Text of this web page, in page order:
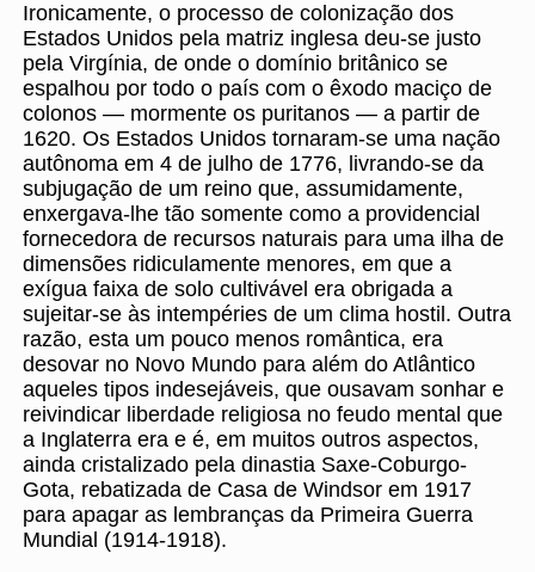
Ironicamente, o processo de colonização dos
Estados Unidos pela matriz inglesa deu-se justo
pela Virgínia, de onde o domínio britânico se
espalhou por todo o país com o êxodo maciço de
colonos — mormente os puritanos — a partir de
1620. Os Estados Unidos tornaram-se uma nação
autônoma em 4 de julho de 1776, livrando-se da
subjugação de um reino que, assumidamente,
enxergava-lhe tão somente como a providencial
fornecedora de recursos naturais para uma ilha de
dimensões ridiculamente menores, em que a
exígua faixa de solo cultivável era obrigada a
sujeitar-se às intempéries de um clima hostil. Outra
razão, esta um pouco menos romântica, era
desovar no Novo Mundo para além do Atlântico
aqueles tipos indesejáveis, que ousavam sonhar e
reivindicar liberdade religiosa no feudo mental que
a Inglaterra era e é, em muitos outros aspectos,
ainda cristalizado pela dinastia Saxe-Coburgo-
Gota, rebatizada de Casa de Windsor em 1917
para apagar as lembranças da Primeira Guerra
Mundial (1914-1918).